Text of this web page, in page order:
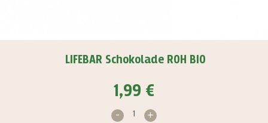
LIFEBAR Schokolade ROH BIO
1,99 €
- +